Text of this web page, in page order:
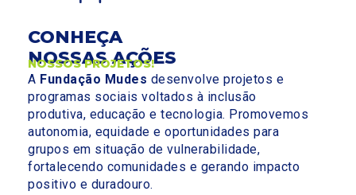
CONHEÇA
NOSSAS AÇÕES
NOSSOS PROJETOS!
A Fundação Mudes desenvolve projetos e
programas sociais voltados à inclusão
produtiva, educação e tecnologia. Promovemos
autonomia, equidade e oportunidades para
grupos em situação de vulnerabilidade,
fortalecendo comunidades e gerando impacto
positivo e duradouro.